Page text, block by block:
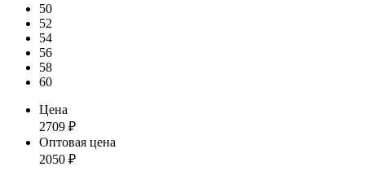
50
52
54
56
58
60
Цена
2709 ₽
Оптовая цена
2050 ₽